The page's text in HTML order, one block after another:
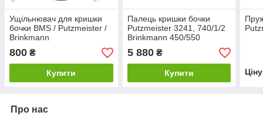
Ущільнювач для кришки
бочки BMS / Putzmeister /
Brinkmann
800 ₴
Купити
Палець кришки бочки
Putzmeister 3241, 740/1/2
Brinkmann 450/550
Original
5 880₴
Купити
Про нас